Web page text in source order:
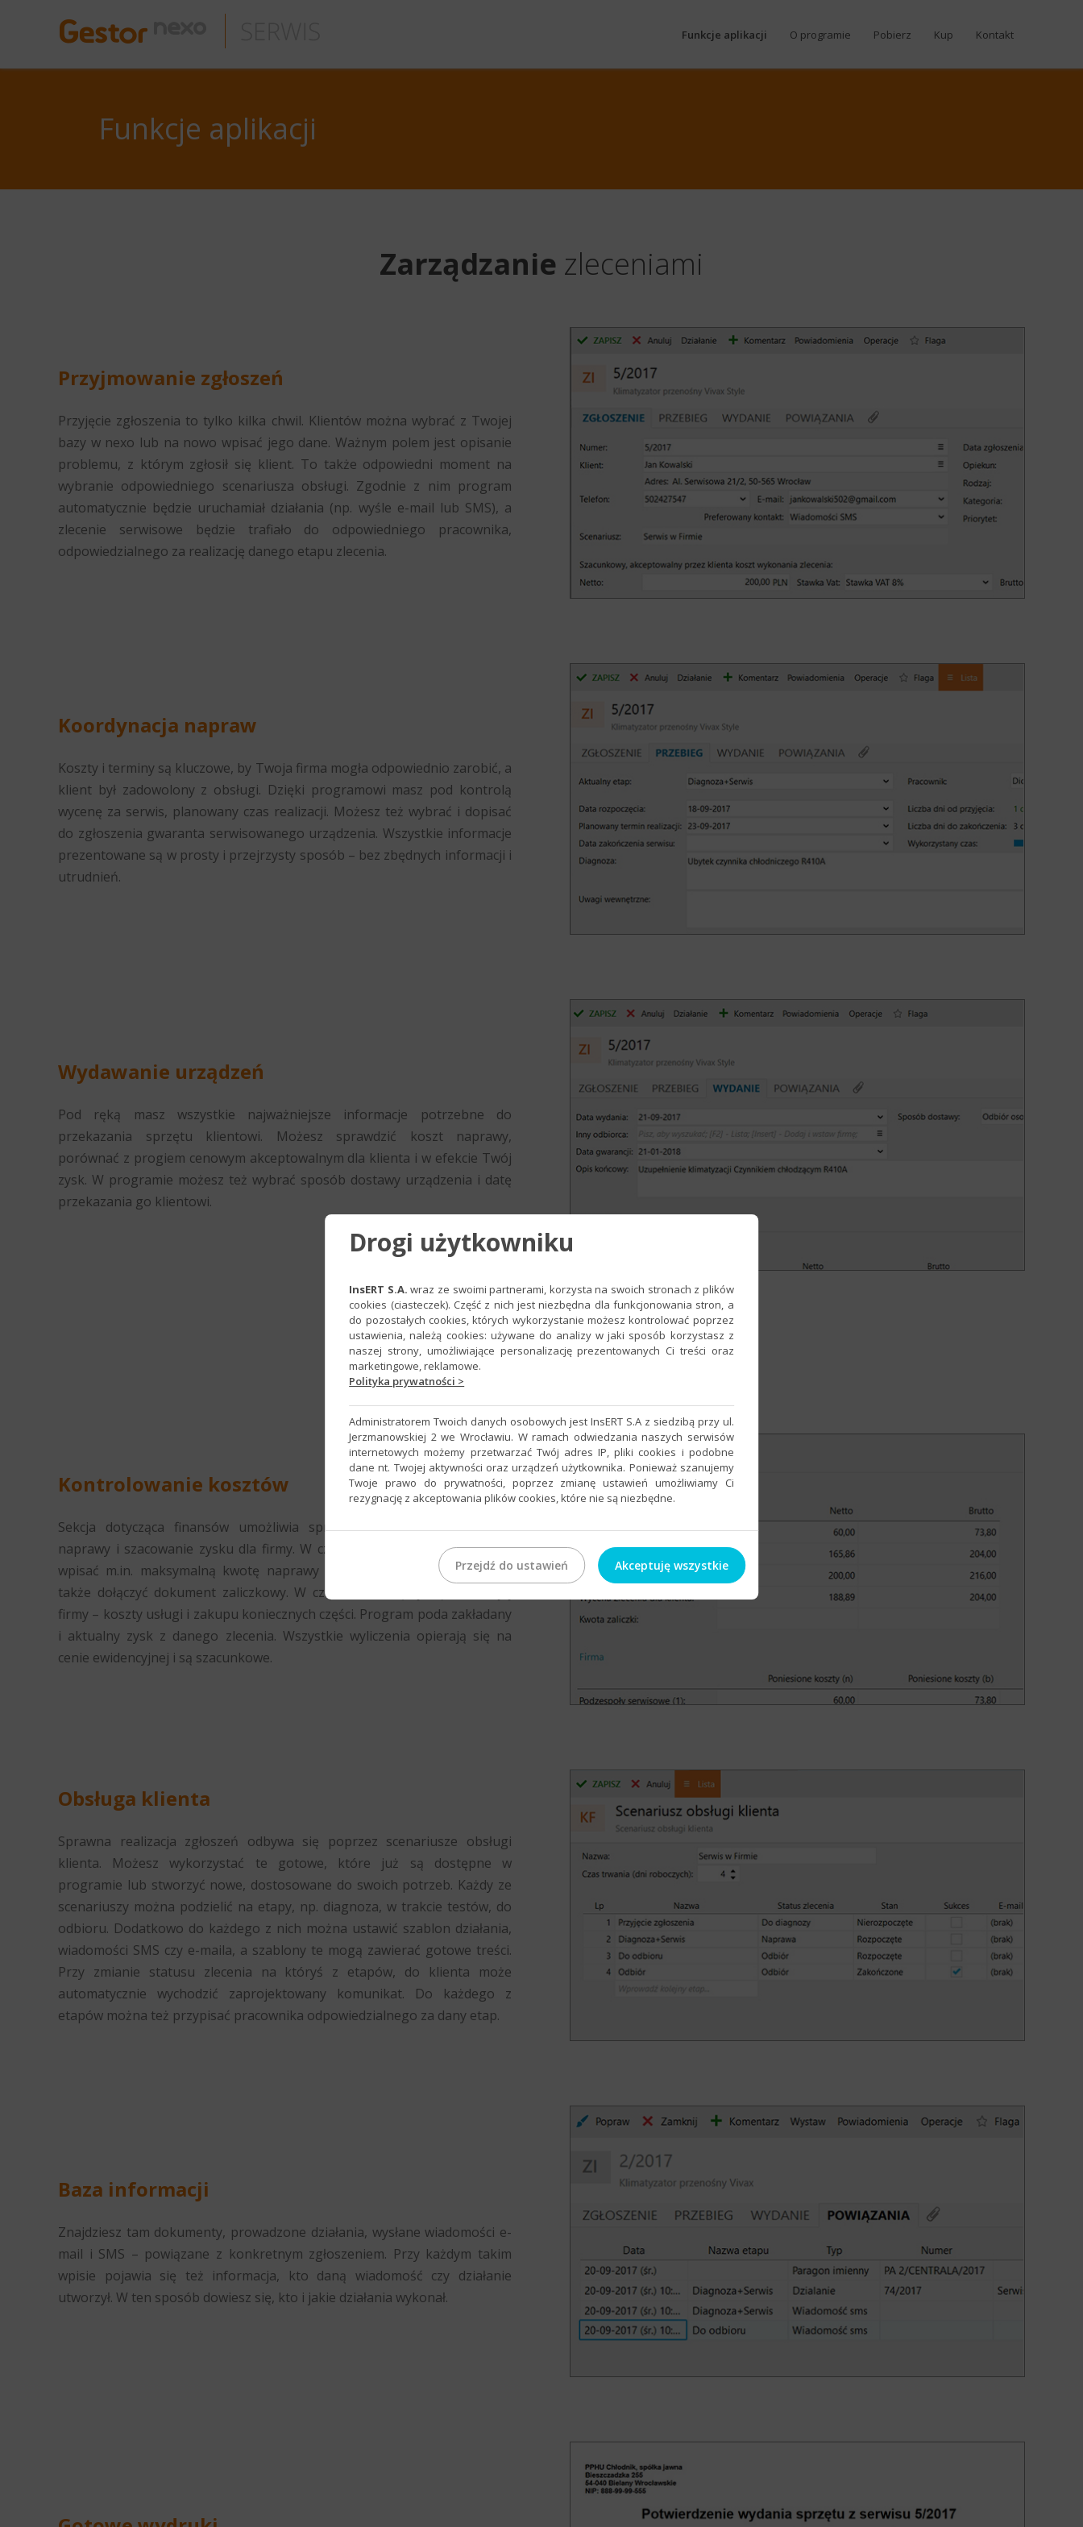
Funkcje aplikacji O programie Pobierz Kup Kontakt
Funkcje aplikacji
Zarządzanie zleceniami
Przyjmowanie zgłoszeń
Przyjęcie zgłoszenia to tylko kilka chwil. Klientów można wybrać z Twojej
bazy w nexo lub na nowo wpisać jego dane. Ważnym polem jest opisanie
problemu, z którym zgłosił się klient. To także odpowiedni moment na
wybranie odpowiedniego scenariusza obsługi. Zgodnie z nim program
automatycznie będzie uruchamiał działania (np. wyśle e-mail lub SMS), a
zlecenie serwisowe będzie trafiało do odpowiedniego pracownika,
odpowiedzialnego za realizację danego etapu zlecenia.
Koordynacja napraw
Koszty i terminy są kluczowe, by Twoja firma mogła odpowiednio zarobić, a
klient był zadowolony z obsługi. Dzięki programowi masz pod kontrolą
wycenę za serwis, planowany czas realizacji. Możesz też wybrać i dopisać
do zgłoszenia gwaranta serwisowanego urządzenia. Wszystkie informacje
prezentowane są w prosty i przejrzysty sposób – bez zbędnych informacji i
utrudnień.
Wydawanie urządzeń
Pod ręką masz wszystkie najważniejsze informacje potrzebne do
przekazania sprzętu klientowi. Możesz sprawdzić koszt naprawy,
porównać z progiem cenowym akceptowalnym dla klienta i w efekcie Twój
zysk. W programie możesz też wybrać sposób dostawy urządzenia i datę
przekazania go klientowi.
Funkcje uzupełniające
Kontrolowanie kosztów
Sekcja dotycząca finansów umożliwia sprawdzanie opłacalności danej
naprawy i szacowanie zysku dla firmy. W części dotyczącej klienta można
wpisać m.in. maksymalną kwotę naprawy akceptowaną przez klienta, a
także dołączyć dokument zaliczkowy. W części odnoszącej się do Twojej
firmy – koszty usługi i zakupu koniecznych części. Program poda zakładany
i aktualny zysk z danego zlecenia. Wszystkie wyliczenia opierają się na
cenie ewidencyjnej i są szacunkowe.
Obsługa klienta
Sprawna realizacja zgłoszeń odbywa się poprzez scenariusze obsługi
klienta. Możesz wykorzystać te gotowe, które już są dostępne w
programie lub stworzyć nowe, dostosowane do swoich potrzeb. Każdy ze
scenariuszy można podzielić na etapy, np. diagnoza, w trakcie testów, do
odbioru. Dodatkowo do każdego z nich można ustawić szablon działania,
wiadomości SMS czy e-maila, a szablony te mogą zawierać gotowe treści.
Przy zmianie statusu zlecenia na któryś z etapów, do klienta może
automatycznie wychodzić zaprojektowany komunikat. Do każdego z
etapów można też przypisać pracownika odpowiedzialnego za dany etap.
Baza informacji
Znajdziesz tam dokumenty, prowadzone działania, wysłane wiadomości e-
mail i SMS – powiązane z konkretnym zgłoszeniem. Przy każdym takim
wpisie pojawia się też informacja, kto daną wiadomość czy działanie
utworzył. W ten sposób dowiesz się, kto i jakie działania wykonał.
Drogi użytkowniku
InsERT S.A. wraz ze swoimi partnerami, korzysta na swoich stronach z plików
cookies (ciasteczek). Część z nich jest niezbędna dla funkcjonowania stron, a
do pozostałych cookies, których wykorzystanie możesz kontrolować poprzez
ustawienia, należą cookies: używane do analizy w jaki sposób korzystasz z
naszej strony, umożliwiające personalizację prezentowanych Ci treści oraz
marketingowe, reklamowe.
Polityka prywatności >
Administratorem Twoich danych osobowych jest InsERT S.A z siedzibą przy ul.
Jerzmanowskiej 2 we Wrocławiu. W ramach odwiedzania naszych serwisów
internetowych możemy przetwarzać Twój adres IP, pliki cookies i podobne
dane nt. Twojej aktywności oraz urządzeń użytkownika. Ponieważ szanujemy
Twoje prawo do prywatności, poprzez zmianę ustawień umożliwiamy Ci
rezygnację z akceptowania plików cookies, które nie są niezbędne.
Przejdź do ustawień Akceptuję wszystkie